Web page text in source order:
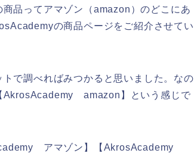
品ってアマゾン（amazon）のどこにあ
の商品ページをご紹介させてい
で調べればみつかると思いました。なの
amazon】という感じで
アマゾン】【AkrosAcademy